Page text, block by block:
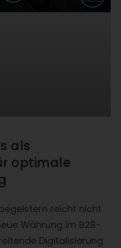
als
optimale
reicht nicht
Währung im B2B-
Digitalisierung